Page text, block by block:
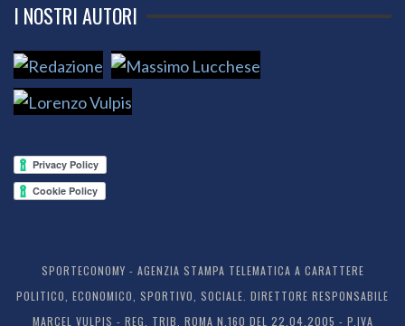
I NOSTRI AUTORI
SPORTECONOMY - AGENZIA STAMPA TELEMATICA A CARATTERE
POLITICO, ECONOMICO, SPORTIVO, SOCIALE. DIRETTORE RESPONSABILE
MARCEL VULPIS - REG. TRIB. ROMA N.160 DEL 22.04.2005 - P.IVA